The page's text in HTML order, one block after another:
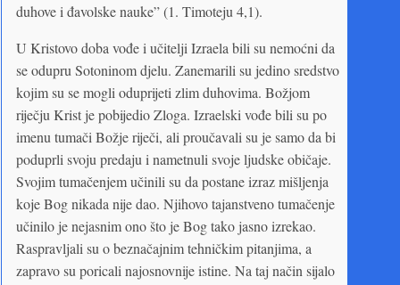
duhove i đavolske nauke” (1. Timoteju 4,1).
U Kristovo doba vođe i učitelji Izraela bili su nemoćni da
se odupru Sotoninom djelu. Zanemarili su jedino sredstvo
kojim su se mogli oduprijeti zlim duhovima. Božjom
riječju Krist je pobijedio Zloga. Izraelski vođe bili su po
imenu tumači Božje riječi, ali proučavali su je samo da bi
poduprli svoju predaju i nametnuli svoje ljudske običaje.
Svojim tumačenjem učinili su da postane izraz mišljenja
koje Bog nikada nije dao. Njihovo tajanstveno tumačenje
učinilo je nejasnim ono što je Bog tako jasno izrekao.
Raspravljali su o beznačajnim tehničkim pitanjima, a
zapravo su poricali najosnovnije istine. Na taj način sijalo